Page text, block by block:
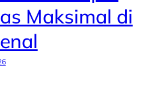
Maksimal di